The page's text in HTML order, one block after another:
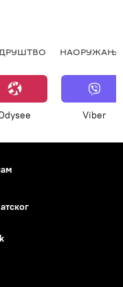
НАОРУЖАЊЕ
Viber